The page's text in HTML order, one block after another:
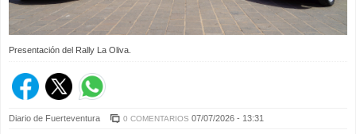
Presentación del Rally La Oliva.
Diario de Fuerteventura 0 COMENTARIOS 07/07/2026 - 13:31